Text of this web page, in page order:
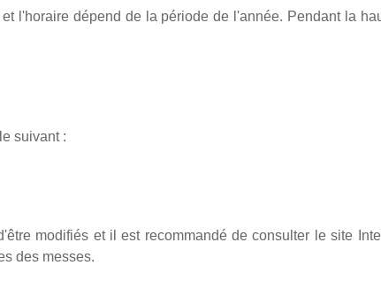
l'horaire dépend de la période de l'année. Pendant la
suivant :
modifiés et il est recommandé de consulter le site
des messes.